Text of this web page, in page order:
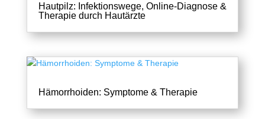
Hautpilz: Infektionswege, Online-Diagnose &
Therapie durch Hautärzte
Hämorrhoiden: Symptome & Therapie